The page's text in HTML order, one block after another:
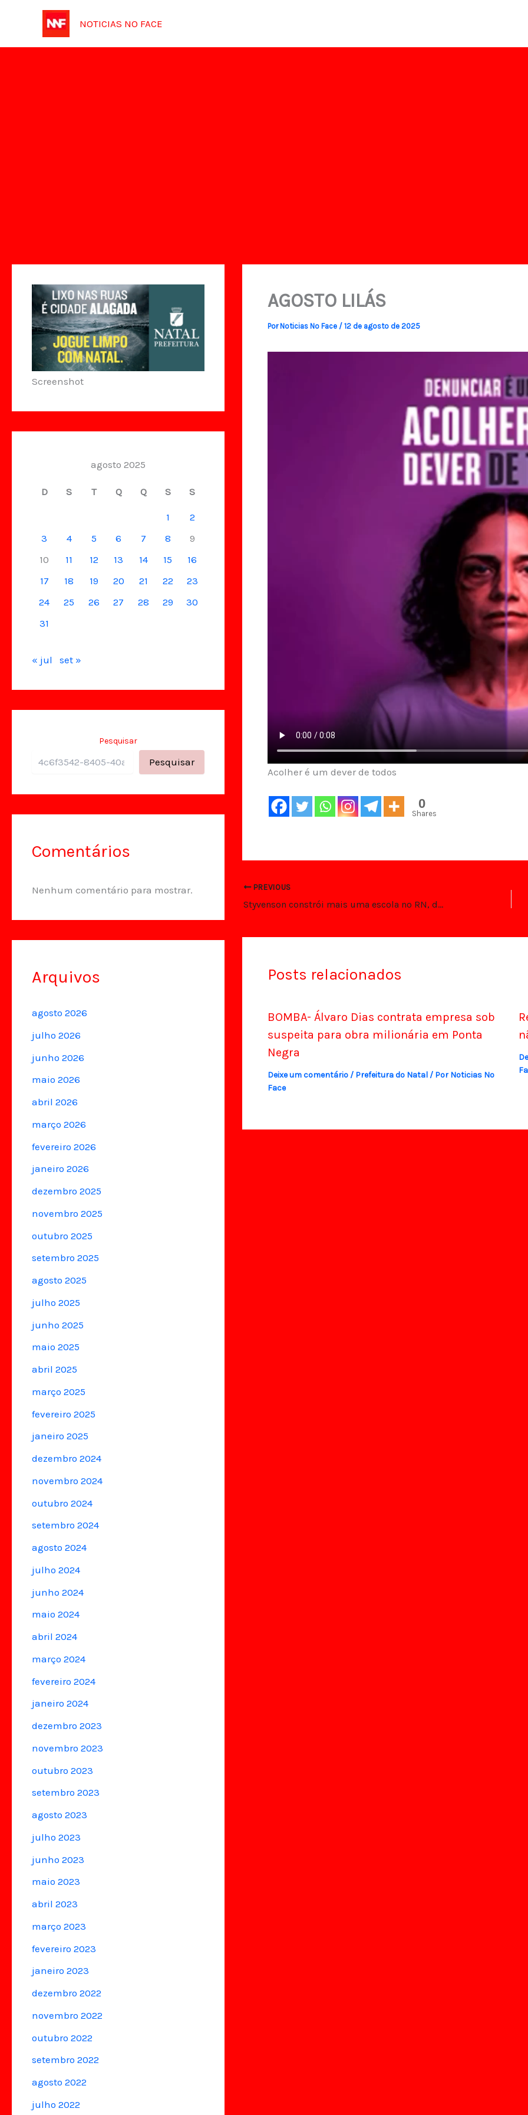
NOTICIAS NO FACE
Screenshot
agosto 2025
D S T Q Q S S
1
2
3
4 5 6 7 8
9
10
11 12 13 14 15
16
17
18 19 20 21 22
23
24
25 26 27 28 29
30
31
« jul set »
Pesquisar
Pesquisar
Comentários
Nenhum comentário para mostrar.
Arquivos
agosto 2026
julho 2026
junho 2026
maio 2026
abril 2026
março 2026
fevereiro 2026
janeiro 2026
dezembro 2025
novembro 2025
outubro 2025
setembro 2025
agosto 2025
julho 2025
junho 2025
maio 2025
abril 2025
março 2025
fevereiro 2025
janeiro 2025
dezembro 2024
novembro 2024
outubro 2024
setembro 2024
agosto 2024
julho 2024
junho 2024
maio 2024
abril 2024
março 2024
fevereiro 2024
janeiro 2024
dezembro 2023
novembro 2023
outubro 2023
setembro 2023
agosto 2023
julho 2023
junho 2023
maio 2023
abril 2023
março 2023
fevereiro 2023
janeiro 2023
dezembro 2022
novembro 2022
outubro 2022
setembro 2022
agosto 2022
julho 2022
AGOSTO LILÁS
PorNoticias No Face / 12 de agosto de 2025
Acolher é um dever de todos
0
Shares
PREVIOUS
Styvenson constrói mais uma escola no RN, dessa vez em Macaíba
Posts relacionados
BOMBA- Álvaro Dias contrata empresa sob
suspeita para obra milionária em Ponta
Negra
Deixe um comentário / Prefeitura do Natal/ Por Noticias No
Face